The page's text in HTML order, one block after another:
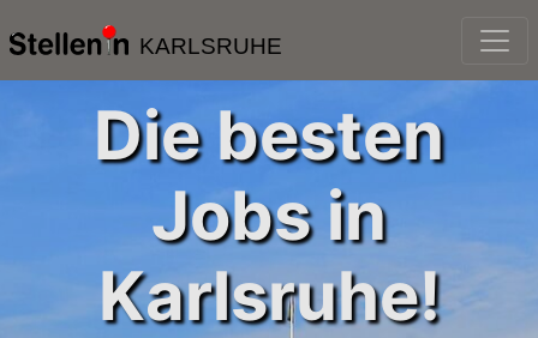
KARLSRUHE
Die besten
Jobs in
Karlsruhe!